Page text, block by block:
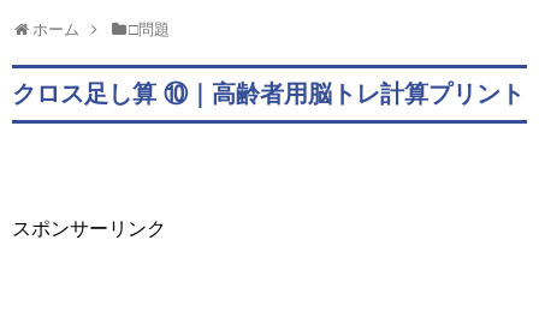
ホーム □問題
クロス足し算 ⑩｜高齢者用脳トレ計算プリント
スポンサーリンク